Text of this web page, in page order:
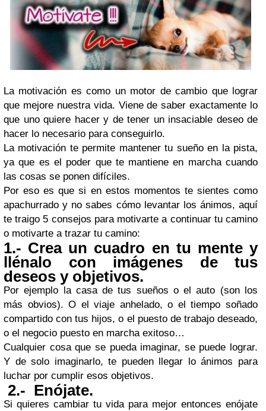
La motivación es como un motor de cambio que lograr
que mejore nuestra vida. Viene de saber exactamente lo
que uno quiere hacer y de tener un insaciable deseo de
hacer lo necesario para conseguirlo.
La motivación te permite mantener tu sueño en la pista,
ya que es el poder que te mantiene en marcha cuando
las cosas se ponen difíciles.
Por eso es que si en estos momentos te sientes como
apachurrado y no sabes cómo levantar los ánimos, aquí
te traigo 5 consejos para motivarte a continuar tu camino
o motivarte a trazar tu camino:
1.- Crea un cuadro en tu mente y
llénalo con imágenes de tus
deseos y objetivos.
Por ejemplo la casa de tus sueños o el auto (son los
más obvios). O el viaje anhelado, o el tiempo soñado
compartido con tus hijos, o el puesto de trabajo deseado,
o el negocio puesto en marcha exitoso…
Cualquier cosa que se pueda imaginar, se puede lograr.
Y de solo imaginarlo, te pueden llegar lo ánimos para
luchar por cumplir esos objetivos.
2.- Enójate.
Si quieres cambiar tu vida para mejor entonces enójate